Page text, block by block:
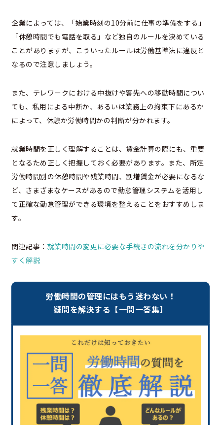
企業によっては、「始業時刻の10分前に仕事の準備をする」
「休憩時間でも電話を取る」など独自のルールを決めている
ことがありますが、こういったルールは労働基準法に違反と
なるので注意しましょう。
また、テレワークにおける中抜けや客先への移動時間につい
ても、私用による中断か、あるいは業務上の拘束下にあるか
によって、休憩か労働時間かの判断が分かれます。
就業時間を正しく理解することは、賃金計算の際にも、重要
となるため正しく把握しておく必要があります。また、所定
労働時間別の休憩時間や残業時間、割増賃金が必要になるな
ど、さまざまなケースがあるので勤怠管理システムを活用し
て正確な勤怠管理ができる環境を整えることをおすすめしま
す。
関連記事： 就業時間の変更に必要な手続きの流れを分かりや
すく解説
労働時間の管理にはもう迷わない！
疑問を解決する【一問一答集】